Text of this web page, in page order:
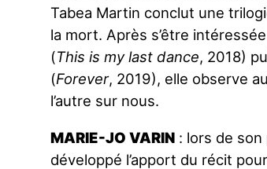
Tabea Martin conclut une
la mort. Après s’être
(This is my last dance, 2018)
(Forever, 2019), elle observe
l’autre sur nous.
MARIE-JO VARIN : lors de son
développé l’apport du récit